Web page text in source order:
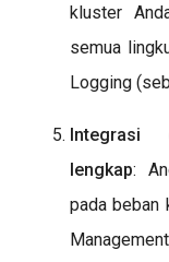
kluster
semua
Logging
Integrasi
lengkap:
pada beban